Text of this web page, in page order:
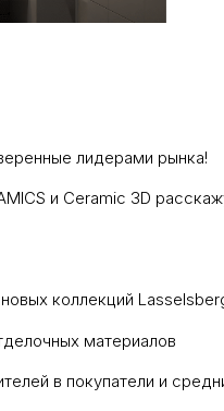
лидерами рынка!
и Ceramic 3D
коллекций
материалов
в покупатели и